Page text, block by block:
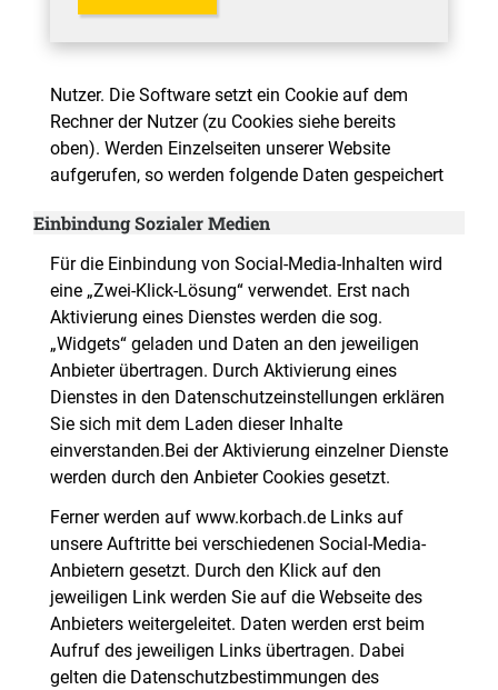
Nutzer. Die Software setzt ein Cookie auf dem
Rechner der Nutzer (zu Cookies siehe bereits
oben). Werden Einzelseiten unserer Website
aufgerufen, so werden folgende Daten gespeichert
Einbindung Sozialer Medien
Für die Einbindung von Social-Media-Inhalten wird
eine „Zwei-Klick-Lösung“ verwendet. Erst nach
Aktivierung eines Dienstes werden die sog.
„Widgets“ geladen und Daten an den jeweiligen
Anbieter übertragen. Durch Aktivierung eines
Dienstes in den Datenschutzeinstellungen erklären
Sie sich mit dem Laden dieser Inhalte
einverstanden.Bei der Aktivierung einzelner Dienste
werden durch den Anbieter Cookies gesetzt.
Ferner werden auf www.korbach.de Links auf
unsere Auftritte bei verschiedenen Social-Media-
Anbietern gesetzt. Durch den Klick auf den
jeweiligen Link werden Sie auf die Webseite des
Anbieters weitergeleitet. Daten werden erst beim
Aufruf des jeweiligen Links übertragen. Dabei
gelten die Datenschutzbestimmungen des